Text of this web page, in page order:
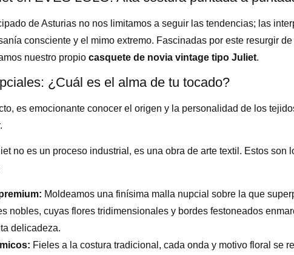
de Asturias no nos limitamos a seguir las tendencias; las
consciente y el mimo extremo. Fascinadas por este resurgir de
nuestro propio casquete de novia vintage tipo Juliet.
¿Cuál es el alma de tu tocado?
es emocionante conocer el origen y la personalidad de los
no es un proceso industrial, es una obra de arte textil. Estos son
Moldeamos una finísima malla nupcial sobre la que
nobles, cuyas flores tridimensionales y bordes festoneados
delicadeza.
Fieles a la costura tradicional, cada onda y motivo floral se